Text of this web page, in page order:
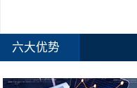
六大优势